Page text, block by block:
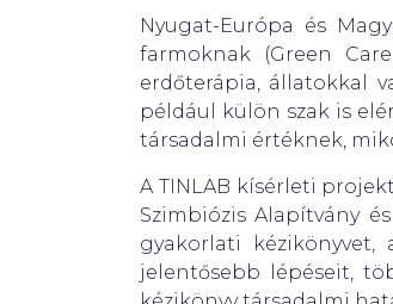
Nyugat-Európa és
farmoknak (Green
erdőterápia, állatokkal
például külön szak is
társadalmi értéknek,
A TINLAB kísérleti
Szimbiózis Alapítvány
gyakorlati kézikönyvet,
jelentősebb lépéseit,